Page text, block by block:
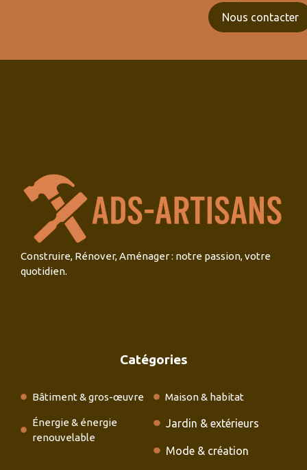
Nous contacter
Construire, Rénover, Aménager : notre passion, votre
quotidien.
Catégories
Bâtiment & gros-œuvre
Énergie & énergie
renouvelable
Maison & habitat
Jardin & extérieurs
Mode & création